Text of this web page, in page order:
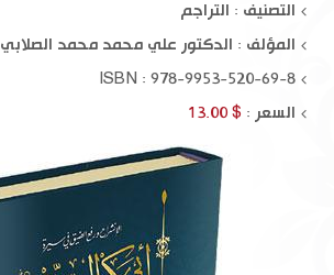
التصنيف : التراجم
المؤلف : الدكتور علي محمد محمد الصلابي
ISBN : 978-9953-520-69-8
السعر : $ 13.00